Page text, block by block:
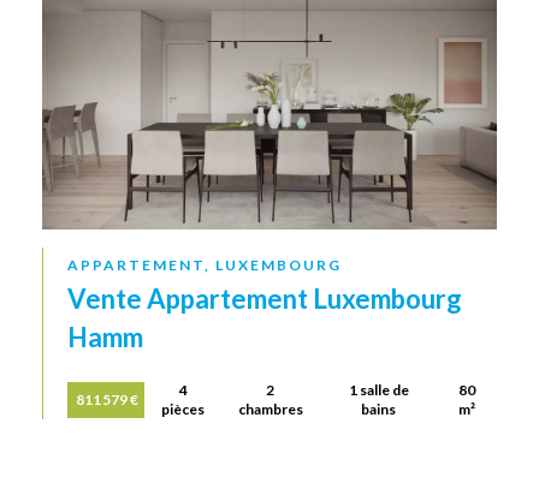
APPARTEMENT, LUXEMBOURG
Vente Appartement Luxembourg
Hamm
811 579 €
4
pièces
2
chambres
1 salle de
bains
80
m²